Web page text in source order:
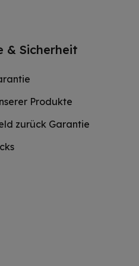
& Sicherheit
Produkte
zurück Garantie